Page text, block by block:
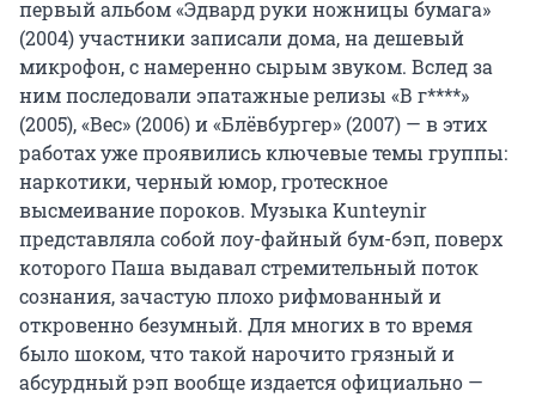
первый альбом «Эдвард руки ножницы бумага»
(2004) участники записали дома, на дешевый
микрофон, с намеренно сырым звуком. Вслед за
ним последовали эпатажные релизы «В г****»
(2005), «Вес» (2006) и «Блёвбургер» (2007) — в этих
работах уже проявились ключевые темы группы:
наркотики, черный юмор, гротескное
высмеивание пороков. Музыка Kunteynir
представляла собой лоу-файный бум-бэп, поверх
которого Паша выдавал стремительный поток
сознания, зачастую плохо рифмованный и
откровенно безумный. Для многих в то время
было шоком, что такой нарочито грязный и
абсурдный рэп вообще издается официально —